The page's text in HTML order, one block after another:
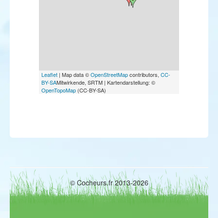
Leaflet | Map data ©OpenStreetMapcontributors, CC-
BY-SAMitwirkende, SRTM | Kartendarstellung: ©
OpenTopoMap (CC-BY-SA)
© Cocheurs.fr 2013-2026